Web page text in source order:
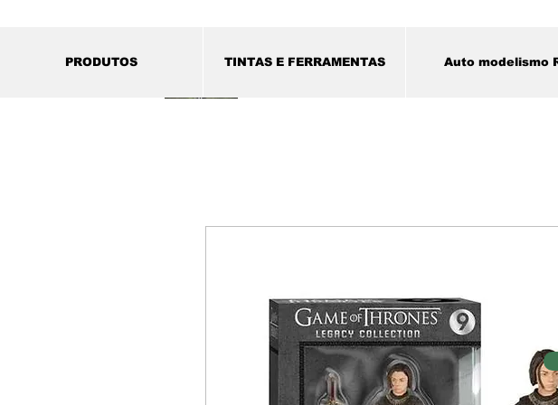
PRODUTOS TINTAS E FERRAMENTAS Auto modelismo